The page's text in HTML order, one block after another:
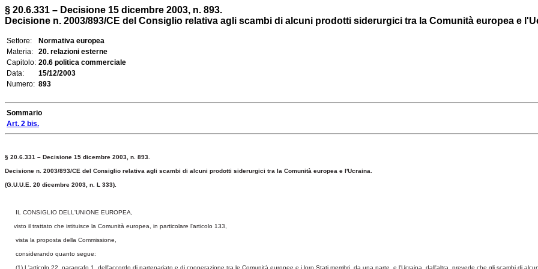
§ 20.6.331 – Decisione 15 dicembre 2003, n. 893.
Decisione n. 2003/893/CE del Consiglio relativa agli scambi di alcuni prodotti siderurgici tra la Comunità europea e
Settore:
Normativa europea
Materia:
20. relazioni esterne
Capitolo: 20.6 politica commerciale
Data:
15/12/2003
Numero: 893
Sommario
Art. 2 bis.
§ 20.6.331 – Decisione 15 dicembre 2003, n. 893.
Decisione n. 2003/893/CE del Consiglio relativa agli scambi di alcuni prodotti siderurgici tra la Comunità europea e l'Ucraina.
(G.U.U.E. 20 dicembre 2003, n. L 333).
IL CONSIGLIO DELL'UNIONE EUROPEA,
visto il trattato che istituisce la Comunità europea, in particolare l'articolo 133,
vista la proposta della Commissione,
considerando quanto segue:
(1) L'articolo 22, paragrafo 1, dell'accordo di partenariato e di cooperazione tra le Comunità europee e i loro Stati membri, da una parte, e l'Ucraina, dall'altra, prevede che gli scambi di